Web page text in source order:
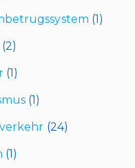
(1)
(1)
(1)
(24)
(1)